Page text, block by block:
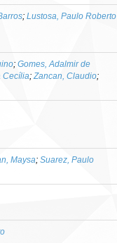
; Lustosa, Paulo Roberto
; Gomes, Adalmir de
Cecília; Zancan, Claudio;
Maysa; Suarez, Paulo